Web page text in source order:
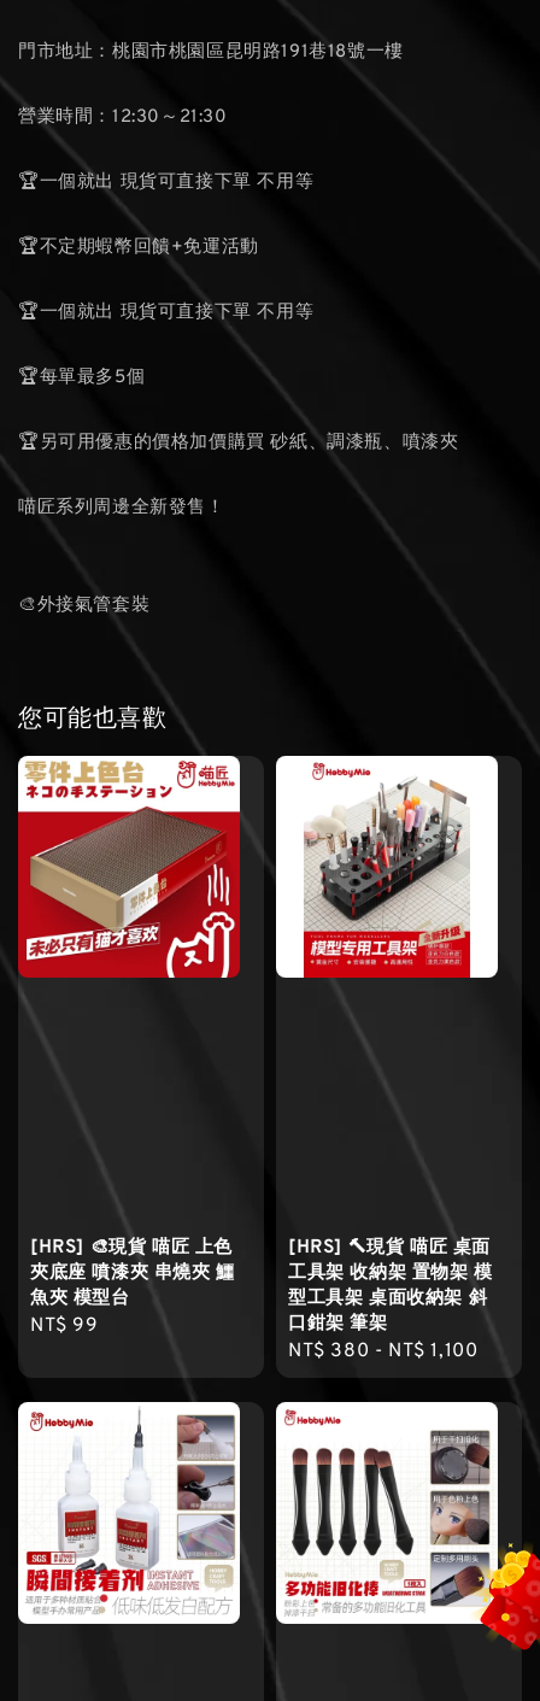
門市地址：桃園市桃園區昆明路191巷18號一樓
營業時間：12:30～21:30
🏆一個就出 現貨可直接下單 不用等
🏆不定期蝦幣回饋+免運活動
🏆一個就出 現貨可直接下單 不用等
🏆每單最多5個
🏆另可用優惠的價格加價購買 砂紙、調漆瓶、噴漆夾
喵匠系列周邊全新發售！
🎨外接氣管套裝
您可能也喜歡
[HRS] 🎨現貨 喵匠 上色
夾底座 噴漆夾 串燒夾 鱷
魚夾 模型台
Regular
NT$ 99
[HRS] 🔨現貨 喵匠 桌面
工具架 收納架 置物架 模
型工具架 桌面收納架 斜
口鉗架 筆架
Regular
price
NT$ 380 - NT$ 1,100